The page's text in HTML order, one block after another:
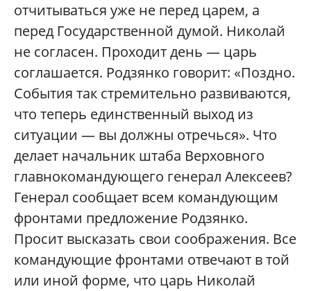
отчитываться уже не перед царем, а
перед Государственной думой. Николай
не согласен. Проходит день — царь
соглашается. Родзянко говорит: «Поздно.
События так стремительно развиваются,
что теперь единственный выход из
ситуации — вы должны отречься». Что
делает начальник штаба Верховного
главнокомандующего генерал Алексеев?
Генерал сообщает всем командующим
фронтами предложение Родзянко.
Просит высказать свои соображения. Все
командующие фронтами отвечают в той
или иной форме, что царь Николай